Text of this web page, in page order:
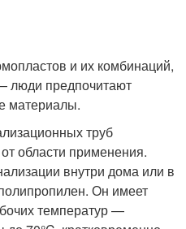
и их комбинаций,
люди предпочитают
материалы.
труб
области применения.
внутри дома или в
Он имеет
температур —